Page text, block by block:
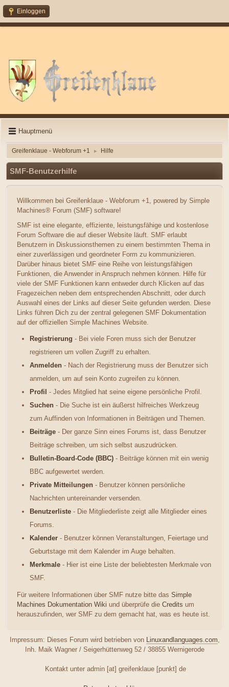
Einloggen
Hauptmenü
Greifenklaue - Webforum +1 ► Hilfe
SMF-Benutzerhilfe
Willkommen bei Greifenklaue - Webforum +1, powered by Simple
Machines® Forum (SMF) software!
SMF ist eine elegante, effiziente, leistungsfähige und kostenlose
Forum Software die auf dieser Website läuft. SMF erlaubt
Benutzern in Diskussionsthemen zu einem bestimmten Thema in
einer zuverlässigen und geordneter Form zu kommunizieren.
Darüber hinaus bietet SMF eine Reihe von leistungsfähigen
Funktionen, die Anwender in Anspruch nehmen können. Hilfe für
viele der SMF Funktionen kann entweder durch Klicken auf das
Fragezeichen neben dem entsprechenden Abschnitt, oder durch
Auswahl eines der Links auf dieser Seite gefunden werden. Diese
Links führen Dich zu der zentral gelegenen SMF Dokumentation
auf der offiziellen Simple Machines Website.
Registrierung - Bei viele Foren muss sich der Benutzer
registrieren um vollen Zugriff zu erhalten.
Anmelden - Nach der Registrierung muss der Benutzer sich
anmelden, um auf sein Konto zugreifen zu können.
Profil - Jedes Mitglied hat seine eigene persönliche Profil.
Suchen - Die Suche ist ein äußerst hilfreiches Werkzeug
zum Auffinden von Informationen in Beiträgen und Themen.
Beiträge - Der ganze Sinn eines Forums ist, dass Benutzer
Beiträge schreiben, um sich selbst auszudrücken.
Bulletin-Board-Code (BBC) - Beiträge können mit ein wenig
BBC aufgewertet werden.
Private Mitteilungen - Benutzer können persönliche
Nachrichten untereinander versenden.
Benutzerliste - Die Mitgliederliste zeigt alle Mitglieder eines
Forums.
Kalender - Benutzer können Veranstaltungen, Feiertage und
Geburtstage mit dem Kalender im Auge behalten.
Merkmale - Hier ist eine Liste der beliebtesten Merkmale von
SMF.
Für weitere Informationen über SMF nutze bitte das Simple
Machines Dokumentation Wiki und überprüfe die Credits um
herauszufinden, wer SMF zu dem gemacht hat, was es heute ist.
Impressum: Dieses Forum wird betrieben von Linuxandlanguages.com
Inh. Maik Wagner / Seigerhüttenweg 52 / 38855 Wernigerode
Kontakt unter admin [at] greifenklaue [punkt] de